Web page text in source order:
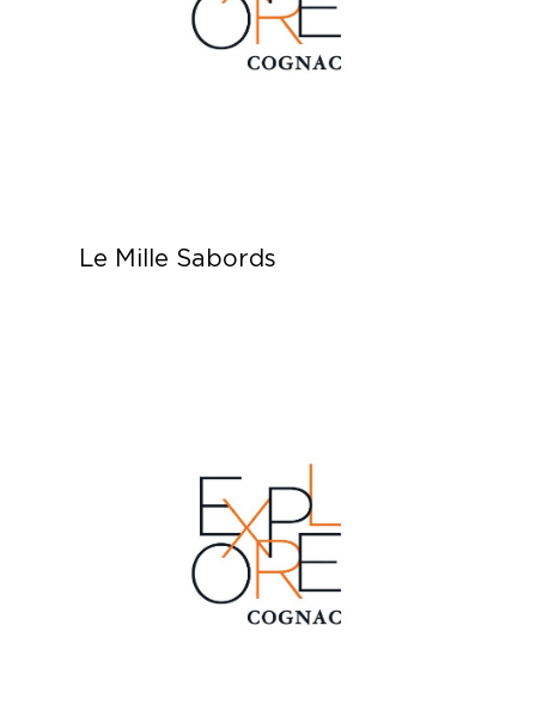
Le Mille Sabords